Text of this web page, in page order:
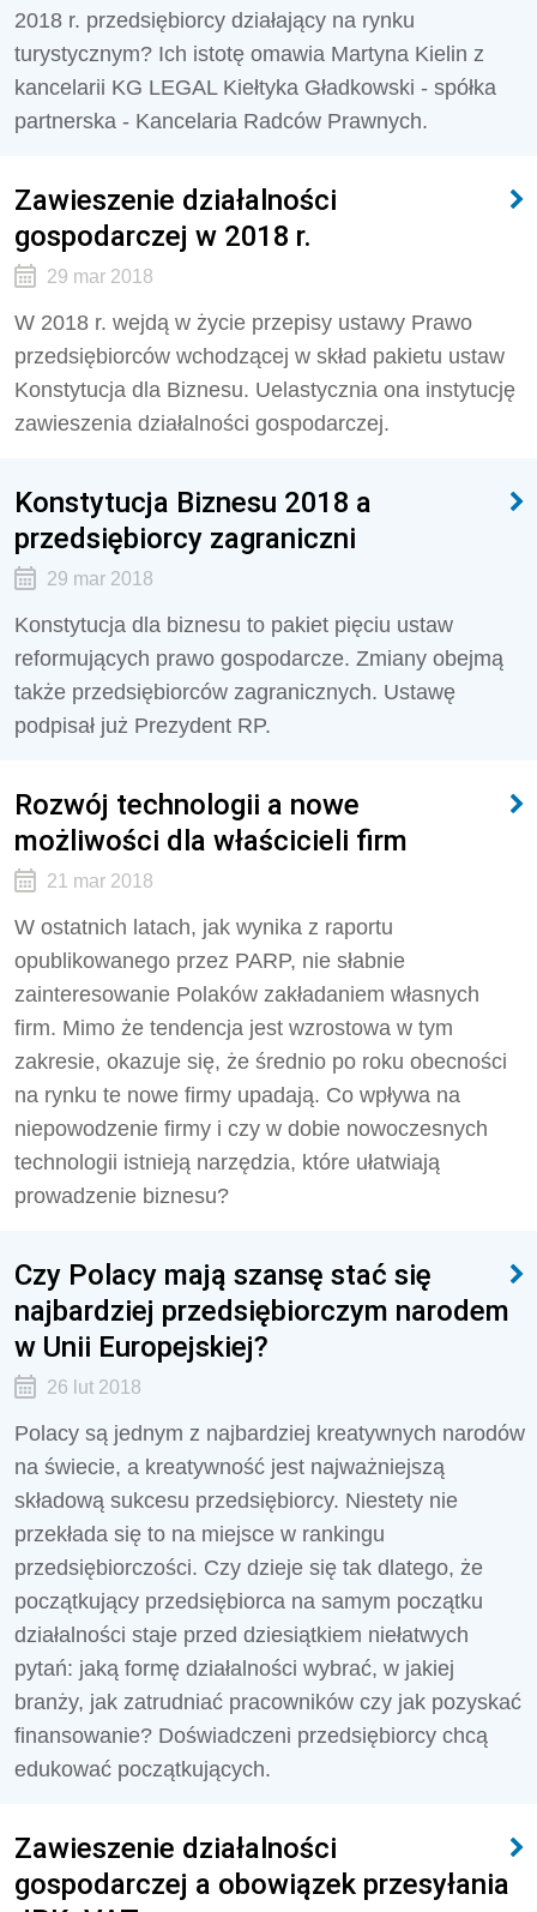
2018 r. przedsiębiorcy działający na rynku
turystycznym? Ich istotę omawia Martyna Kielin z
kancelarii KG LEGAL Kiełtyka Gładkowski - spółka
partnerska - Kancelaria Radców Prawnych.
Zawieszenie działalności
gospodarczej w 2018 r.
29 mar 2018
W 2018 r. wejdą w życie przepisy ustawy Prawo
przedsiębiorców wchodzącej w skład pakietu ustaw
Konstytucja dla Biznesu. Uelastycznia ona instytucję
zawieszenia działalności gospodarczej.
Konstytucja Biznesu 2018 a
przedsiębiorcy zagraniczni
29 mar 2018
Konstytucja dla biznesu to pakiet pięciu ustaw
reformujących prawo gospodarcze. Zmiany obejmą
także przedsiębiorców zagranicznych. Ustawę
podpisał już Prezydent RP.
Rozwój technologii a nowe
możliwości dla właścicieli firm
21 mar 2018
W ostatnich latach, jak wynika z raportu
opublikowanego przez PARP, nie słabnie
zainteresowanie Polaków zakładaniem własnych
firm. Mimo że tendencja jest wzrostowa w tym
zakresie, okazuje się, że średnio po roku obecności
na rynku te nowe firmy upadają. Co wpływa na
niepowodzenie firmy i czy w dobie nowoczesnych
technologii istnieją narzędzia, które ułatwiają
prowadzenie biznesu?
Czy Polacy mają szansę stać się
najbardziej przedsiębiorczym narodem
w Unii Europejskiej?
26 lut 2018
Polacy są jednym z najbardziej kreatywnych narodów
na świecie, a kreatywność jest najważniejszą
składową sukcesu przedsiębiorcy. Niestety nie
przekłada się to na miejsce w rankingu
przedsiębiorczości. Czy dzieje się tak dlatego, że
początkujący przedsiębiorca na samym początku
działalności staje przed dziesiątkiem niełatwych
pytań: jaką formę działalności wybrać, w jakiej
branży, jak zatrudniać pracowników czy jak pozyskać
finansowanie? Doświadczeni przedsiębiorcy chcą
edukować początkujących.
Zawieszenie działalności
gospodarczej a obowiązek przesyłania